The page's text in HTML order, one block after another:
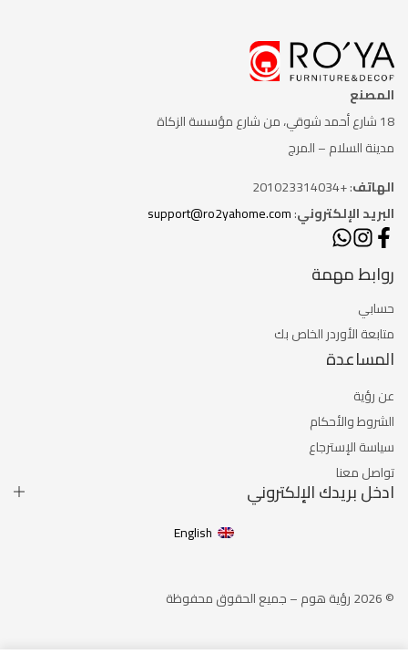
المصنع
18 شارع أحمد شوقي، من شارع
مؤسسة الزكاة
مدينة السلام – المرج
الهاتف: +201023314034
البريد الإلكتروني:
support@ro2yahome.com
روابط مهمة
حسابي
متابعة الأوردر الخاص بك
المساعدة
عن رؤية
الشروط والأحكام
سياسة الإسترجاع
تواصل معنا
ادخل بريدك الإلكتروني
English
© 2026 رؤية هوم – جميع الحقوق محفوظة